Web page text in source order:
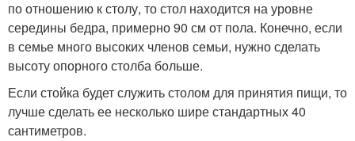
по отношению к столу, то стол находится на уровне
середины бедра, примерно 90 см от пола. Конечно, если
в семье много высоких членов семьи, нужно сделать
высоту опорного столба больше.
Если стойка будет служить столом для принятия пищи, то
лучше сделать ее несколько шире стандартных 40
сантиметров.